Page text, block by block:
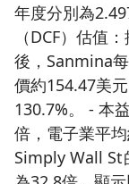
年度分別為
（DCF）估值
後，Sanmina
價約154.47美
130.7%。 - 本
倍，電子業平
Simply Wall St